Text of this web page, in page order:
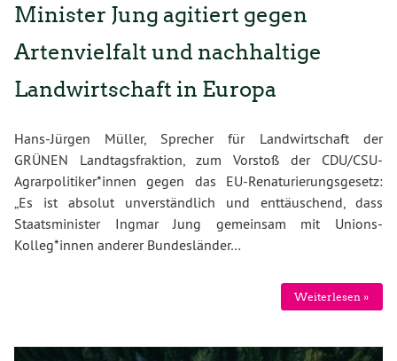
Minister Jung agitiert gegen
Artenvielfalt und nachhaltige
Landwirtschaft in Europa
Hans-Jürgen Müller, Sprecher für Landwirtschaft der
GRÜNEN Landtagsfraktion, zum Vorstoß der CDU/CSU-
Agrarpolitiker*innen gegen das EU-Renaturierungsgesetz:
„Es ist absolut unverständlich und enttäuschend, dass
Staatsminister Ingmar Jung gemeinsam mit Unions-
Kolleg*innen anderer Bundesländer…
Weiterlesen »